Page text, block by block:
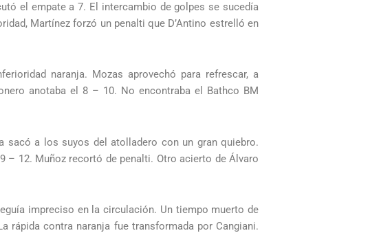
el empate a 7. El intercambio de golpes se sucedía
Martínez forzó un penalti que D’Antino estrelló en
naranja. Mozas aprovechó para refrescar, a
anotaba el 8 – 10. No encontraba el Bathco BM
sacó a los suyos del atolladero con un gran quiebro.
12. Muñoz recortó de penalti. Otro acierto de Álvaro
impreciso en la circulación. Un tiempo muerto de
rápida contra naranja fue transformada por Cangiani.